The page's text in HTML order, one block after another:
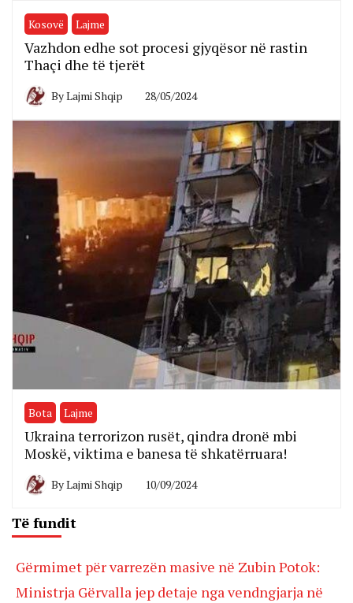
Kosovë Lajme
Vazhdon edhe sot procesi gjyqësor në rastin
Thaçi dhe të tjerët
ByLajmi Shqip 28/05/2024
Bota Lajme
Ukraina terrorizon rusët, qindra dronë mbi
Moskë, viktima e banesa të shkatërruara!
ByLajmi Shqip 10/09/2024
Të fundit
Gërmimet për varrezën masive në Zubin Potok:
Ministrja Gërvalla jep detaje nga vendngjarja në